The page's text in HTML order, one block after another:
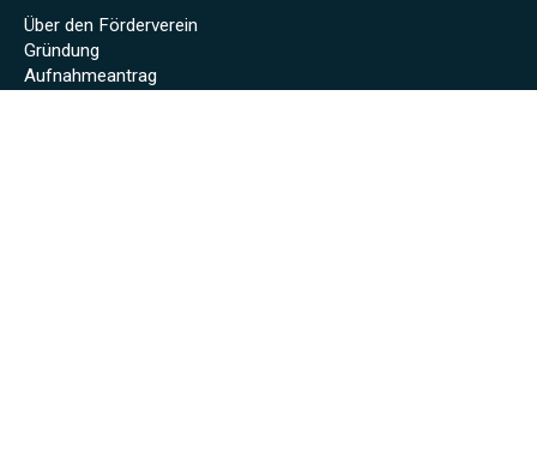
Über den Förderverein
Gründung
Aufnahmeantrag